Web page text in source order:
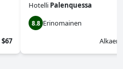
$67
Hotelli Palenquessa
8.8 Erinomainen
Alkaen